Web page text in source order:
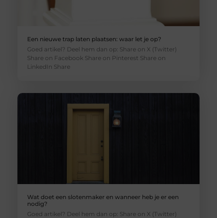
Een nieuwe trap laten plaatsen: waar let je op?
Goed artikel? Deel hem dan op: Share on X (Twitter)
Share on Facebook Share on Pinterest Share on
LinkedIn Share
Wat doet een slotenmaker en wanneer heb je er een
nodig?
Goed artikel? Deel hem dan op: Share on X (Twitter)